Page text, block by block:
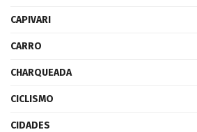
CAPIVARI
CARRO
CHARQUEADA
CICLISMO
CIDADES